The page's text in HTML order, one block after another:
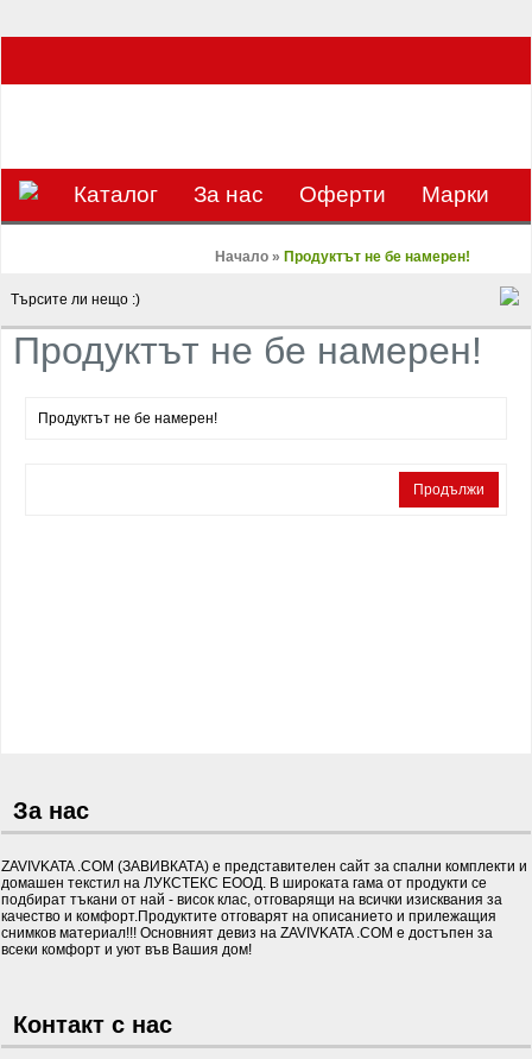
Каталог За нас Оферти Mарки
Начало » Продуктът не бе намерен!
Продуктът не бе намерен!
Продуктът не бе намерен!
Продължи
За нас
ZAVIVKATA .COM (ЗАВИВКАТА) е представителен сайт за спални комплекти и
домашен текстил на ЛУКСТЕКС ЕООД. В широката гама от продукти се
подбират тъкани от най - висок клас, отговарящи на всички изисквания за
качество и комфорт.Продуктите отговарят на описанието и прилежащия
снимков материал!!! Основният девиз на ZAVIVKATA .COM е достъпен за
всеки комфорт и уют във Вашия дом!
Контакт с нас